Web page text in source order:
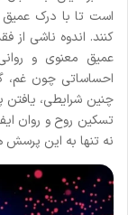
است تا با درک عمیق
کنند. اندوه ناشی از
عمیق معنوی و
احساساتی چون غم،
چنین شرایطی،
تسکین روح و روان
نه تنها به این